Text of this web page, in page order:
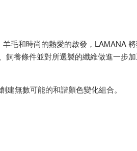
毛和時尚的熱愛的啟發，LAMANA
養條件並對所選製的纖維做進一步
無數可能的和諧顏色變化組合。